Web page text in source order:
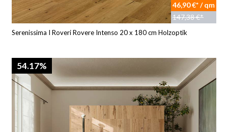
46,90 €* / qm
147,38 €*
Serenissima I Roveri Rovere Intenso 20 x 180 cm Holzoptik
54.17%